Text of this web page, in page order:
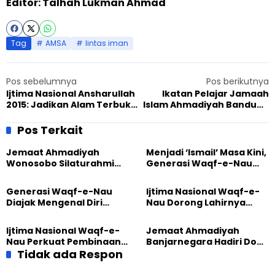
Tag AMSA lintas iman
Pos sebelumnya
Ijtima Nasional Ansharullah
2015: Jadikan Alam Terbuka
Pos berikutnya
Ikatan Pelajar Jamaah
Islam Ahmadiyah Bandung
Sambangi Kong Miau
Pos Terkait
Jemaat Ahmadiyah
Wonosobo Silaturahmi
GPdI Eben Haezer
Menjadi ‘Ismail’ Masa Kini,
Generasi Waqf-e-Nau
Pengabdian
Generasi Waqf-e-Nau
Diajak Mengenal Diri
Dunia
Ijtima Nasional Waqf-e-
Nau Dorong Lahirnya
yang Militan
Ijtima Nasional Waqf-e-
Nau Perkuat Pembinaan
Calon Pemimpin Jemaat
Jemaat Ahmadiyah
Banjarnegara Hadiri Doa
Tidak ada Respon